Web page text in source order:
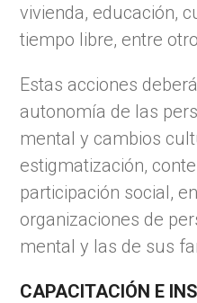
vivienda, educación,
tiempo libre, entre
Estas acciones
autonomía de las
mental y cambios
estigmatización,
participación social,
organizaciones de
mental y las de sus
CAPACITACIÓN E